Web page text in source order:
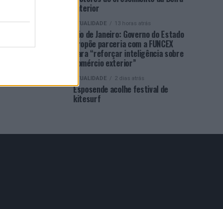
Interior
ATUALIDADE 13 horas atrás
Rio de Janeiro: Governo do Estado
propõe parceria com a FUNCEX
para “reforçar inteligência sobre
comércio exterior”
ATUALIDADE 2 dias atrás
Esposende acolhe festival de
kitesurf